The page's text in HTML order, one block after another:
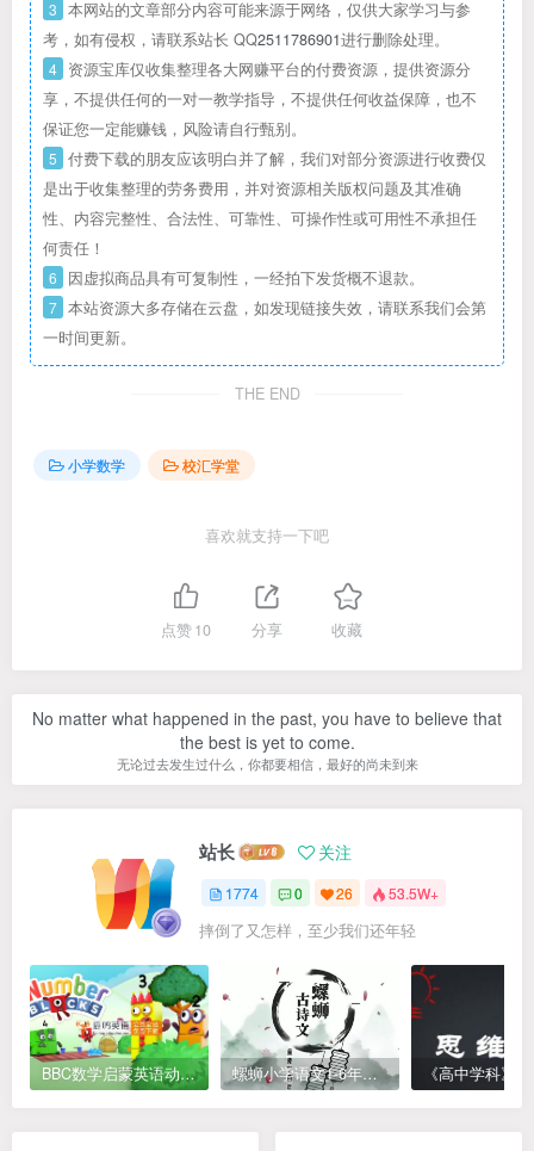
3 本网站的文章部分内容可能来源于网络，仅供大家学习与参
考，如有侵权，请联系站长 QQ2511786901进行删除处理。
4 资源宝库仅收集整理各大网赚平台的付费资源，提供资源分
享，不提供任何的一对一教学指导，不提供任何收益保障，也不
保证您一定能赚钱，风险请自行甄别。
5 付费下载的朋友应该明白并了解，我们对部分资源进行收费仅
是出于收集整理的劳务费用，并对资源相关版权问题及其准确
性、内容完整性、合法性、可靠性、可操作性或可用性不承担任
何责任！
6 因虚拟商品具有可复制性，一经拍下发货概不退款。
7 本站资源大多存储在云盘，如发现链接失效，请联系我们会第
一时间更新。
THE END
小学数学 校汇学堂
喜欢就支持一下吧
点赞10 分享 收藏
No matter what happened in the past, you have to believe that
the best is yet to come.
无论过去发生过什么，你都要相信，最好的尚未到来
站长 关注
1774 0 26 53.5W+
摔倒了又怎样，至少我们还年轻
BBC数学启蒙英语动画Numberblocks数字积木，全七季共161集，1080P高清视频带英文字幕 螺蛳小学语文1-6年级《小学古诗文》课程视频